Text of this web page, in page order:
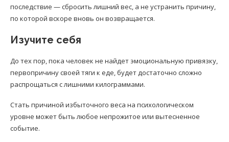
последствие — сбросить лишний вес, а не устранить причину,
по которой вскоре вновь он возвращается.
Изучите себя
До тех пор, пока человек не найдет эмоциональную привязку,
первопричину своей тяги к еде, будет достаточно сложно
распрощаться с лишними килограммами.
Стать причиной избыточного веса на психологическом
уровне может быть любое непрожитое или вытесненное
событие.